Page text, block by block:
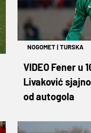
NOGOMET|TURSKA
VIDEO Fener u 102. minuti srušio Trabzon,
Livaković
od autogola